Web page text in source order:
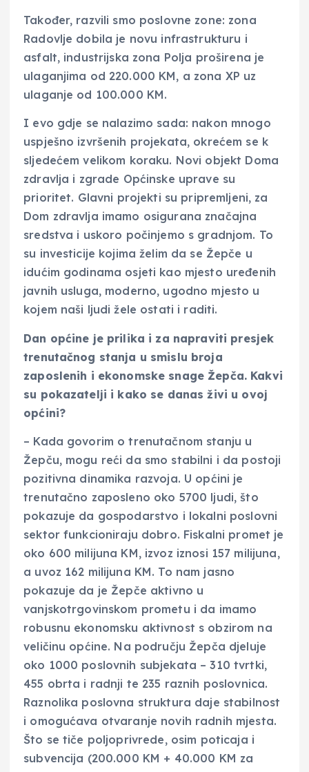
Također, razvili smo poslovne zone: zona
Radovlje dobila je novu infrastrukturu i
asfalt, industrijska zona Polja proširena je
ulaganjima od 220.000 KM, a zona XP uz
ulaganje od 100.000 KM.
I evo gdje se nalazimo sada: nakon mnogo
uspješno izvršenih projekata, okrećem se k
sljedećem velikom koraku. Novi objekt Doma
zdravlja i zgrade Općinske uprave su
prioritet. Glavni projekti su pripremljeni, za
Dom zdravlja imamo osigurana značajna
sredstva i uskoro počinjemo s gradnjom. To
su investicije kojima želim da se Žepče u
idućim godinama osjeti kao mjesto uređenih
javnih usluga, moderno, ugodno mjesto u
kojem naši ljudi žele ostati i raditi.
Dan općine je prilika i za napraviti presjek
trenutačnog stanja u smislu broja
zaposlenih i ekonomske snage Žepča. Kakvi
su pokazatelji i kako se danas živi u ovoj
općini?
– Kada govorim o trenutačnom stanju u
Žepču, mogu reći da smo stabilni i da postoji
pozitivna dinamika razvoja. U općini je
trenutačno zaposleno oko 5700 ljudi, što
pokazuje da gospodarstvo i lokalni poslovni
sektor funkcioniraju dobro. Fiskalni promet je
oko 600 milijuna KM, izvoz iznosi 157 milijuna,
a uvoz 162 milijuna KM. To nam jasno
pokazuje da je Žepče aktivno u
vanjskotrgovinskom prometu i da imamo
robusnu ekonomsku aktivnost s obzirom na
veličinu općine. Na području Žepča djeluje
oko 1000 poslovnih subjekata – 310 tvrtki,
455 obrta i radnji te 235 raznih poslovnica.
Raznolika poslovna struktura daje stabilnost
i omogućava otvaranje novih radnih mjesta.
Što se tiče poljoprivrede, osim poticaja i
subvencija (200.000 KM + 40.000 KM za